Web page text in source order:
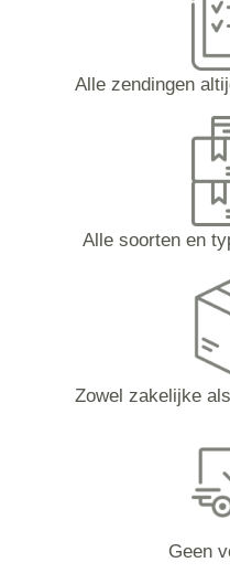
Alle zendingen
Alle soorten en
Zowel zakelijke
Geen